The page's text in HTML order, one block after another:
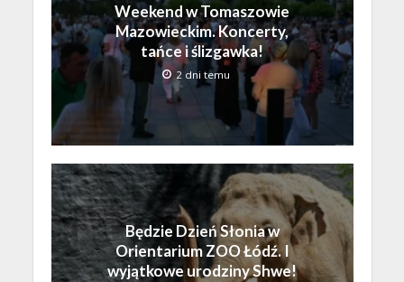
Weekend w Tomaszowie
Mazowieckim. Koncerty,
tańce i ślizgawka!
2 dni temu
Będzie Dzień Słonia w
Orientarium ZOO Łódź. I
wyjątkowe urodziny Shwe!